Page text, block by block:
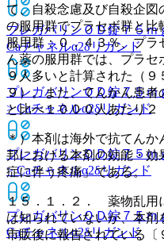
プレガバリンＯＤ錠７５ｍ
Caチャネルα2δリガンド
プレガバリンＯＤ錠７５ｍ
> Caチャネルα2δリガンド
プレガバリンＯＤ錠７５ｍ
> Caチャネルα2δリガンド
プレガバリンＯＤ錠７５ｍ
Caチャネルα2δリガンド
て、自殺念慮及び自殺企
の服用群でプラセボ群と
服用群：０．４３％、プ
ん薬の服用群では、プラセ
９人多いと計算された（９
９）。また、てんかん患
と比べ１０００人あたり２
＊）本剤は海外で抗てん
邦における本剤の効能・
症に伴う疼痛」である。
１５．１．２． 薬物乱用
は知られていないが、本
市販後に報告されている〔